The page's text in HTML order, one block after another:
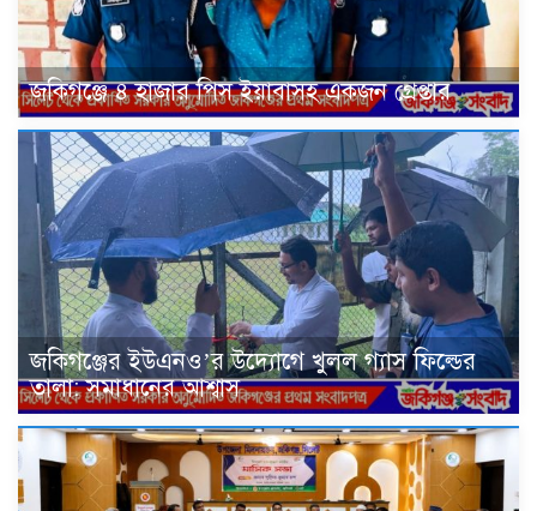
জকিগঞ্জে ৪ হাজার পিস ইয়াবাসহ একজন গ্রেপ্তার
জকিগঞ্জের ইউএনও’র উদ্যোগে খুলল গ্যাস ফিল্ডের
তালা: সমাধানের আশ্বাস